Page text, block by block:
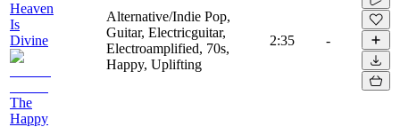
Heaven
Is
Divine
The
Happy
Alternative/Indie Pop,
Guitar, Electricguitar,
Electroamplified, 70s,
Happy, Uplifting
2:35 -